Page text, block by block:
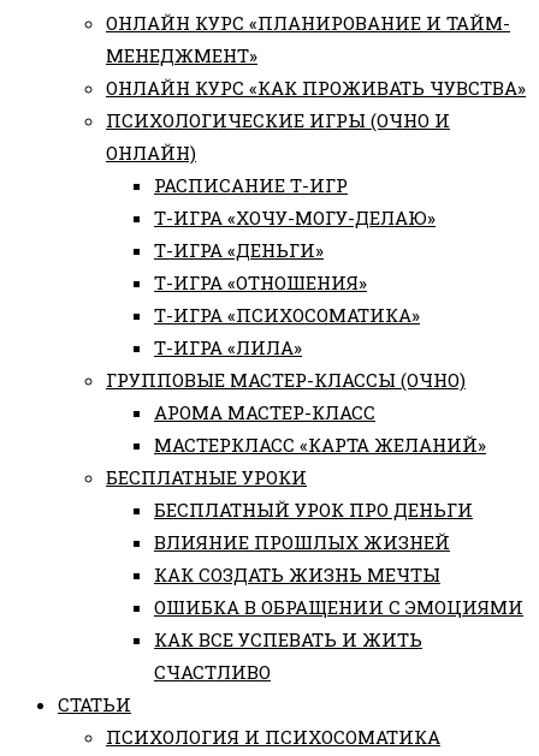
ОНЛАЙН КУРС «ПЛАНИРОВАНИЕ И ТАЙМ-
МЕНЕДЖМЕНТ»
ОНЛАЙН КУРС «КАК ПРОЖИВАТЬ ЧУВСТВА»
ПСИХОЛОГИЧЕСКИЕ ИГРЫ (ОЧНО И
ОНЛАЙН)
РАСПИСАНИЕ Т-ИГР
Т-ИГРА «ХОЧУ-МОГУ-ДЕЛАЮ»
Т-ИГРА «ДЕНЬГИ»
Т-ИГРА «ОТНОШЕНИЯ»
Т-ИГРА «ПСИХОСОМАТИКА»
Т-ИГРА «ЛИЛА»
ГРУППОВЫЕ МАСТЕР-КЛАССЫ (ОЧНО)
АРОМА МАСТЕР-КЛАСС
МАСТЕРКЛАСС «КАРТА ЖЕЛАНИЙ»
БЕСПЛАТНЫЕ УРОКИ
БЕСПЛАТНЫЙ УРОК ПРО ДЕНЬГИ
ВЛИЯНИЕ ПРОШЛЫХ ЖИЗНЕЙ
КАК СОЗДАТЬ ЖИЗНЬ МЕЧТЫ
ОШИБКА В ОБРАЩЕНИИ С ЭМОЦИЯМИ
КАК ВСЕ УСПЕВАТЬ И ЖИТЬ
СЧАСТЛИВО
СТАТЬИ
ПCИХОЛОГИЯ И ПСИХОСОМАТИКА